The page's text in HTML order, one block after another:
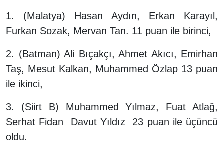
1. (Malatya) Hasan Aydın, Erkan Karayıl,
Furkan Sozak, Mervan Tan. 11 puan ile birinci,
2. (Batman) Ali Bıçakçı, Ahmet Akıcı, Emirhan
Taş, Mesut Kalkan, Muhammed Özlap 13 puan
ile ikinci,
3. (Siirt B) Muhammed Yılmaz, Fuat Atlağ,
Serhat Fidan Davut Yıldız 23 puan ile üçüncü
oldu.